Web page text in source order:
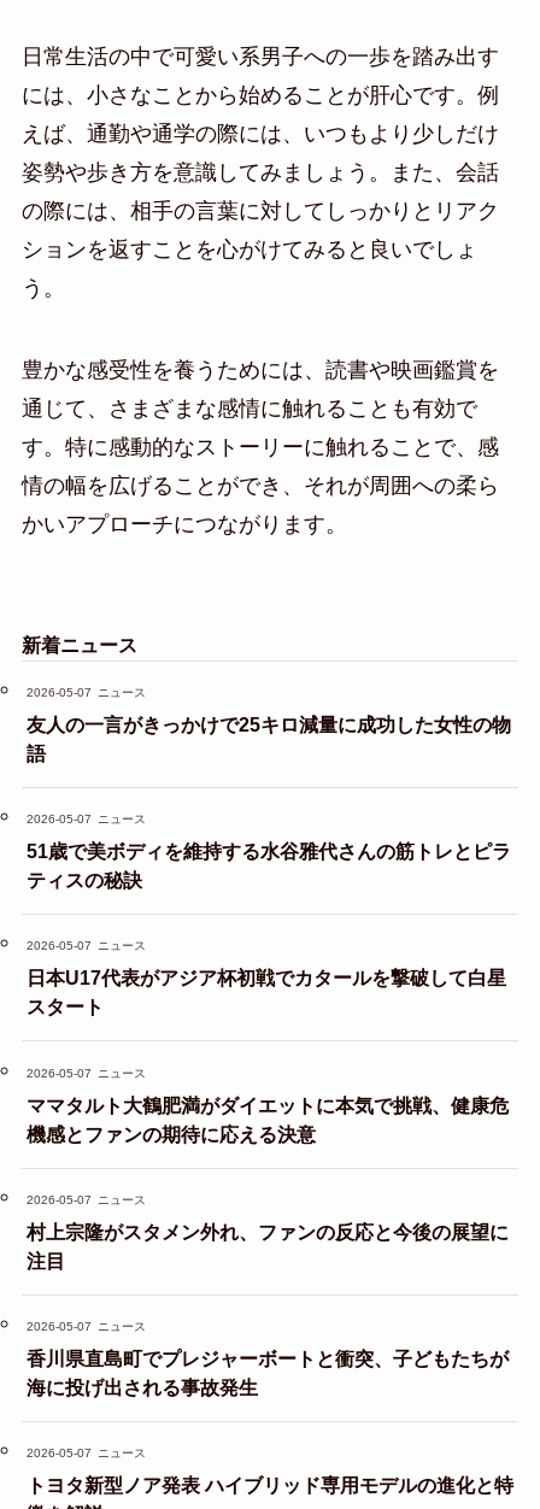
日常生活の中で可愛い系男子への一歩を踏み出す
には、小さなことから始めることが肝心です。例
えば、通勤や通学の際には、いつもより少しだけ
姿勢や歩き方を意識してみましょう。また、会話
の際には、相手の言葉に対してしっかりとリアク
ションを返すことを心がけてみると良いでしょ
う。
豊かな感受性を養うためには、読書や映画鑑賞を
通じて、さまざまな感情に触れることも有効で
す。特に感動的なストーリーに触れることで、感
情の幅を広げることができ、それが周囲への柔ら
かいアプローチにつながります。
新着ニュース
2026-05-07 ニュース
友人の一言がきっかけで25キロ減量に成功した女性の物
語
2026-05-07 ニュース
51歳で美ボディを維持する水谷雅代さんの筋トレとピラ
ティスの秘訣
2026-05-07 ニュース
日本U17代表がアジア杯初戦でカタールを撃破して白星
スタート
2026-05-07 ニュース
ママタルト大鶴肥満がダイエットに本気で挑戦、健康危
機感とファンの期待に応える決意
2026-05-07 ニュース
村上宗隆がスタメン外れ、ファンの反応と今後の展望に
注目
2026-05-07 ニュース
香川県直島町でプレジャーボートと衝突、子どもたちが
海に投げ出される事故発生
2026-05-07 ニュース
トヨタ新型ノア発表 ハイブリッド専用モデルの進化と特